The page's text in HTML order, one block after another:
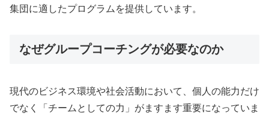
集団に適したプログラムを提供しています。
なぜグループコーチングが必要なのか
現代のビジネス環境や社会活動において、個人の能力だけ
でなく「チームとしての力」がますます重要になっていま